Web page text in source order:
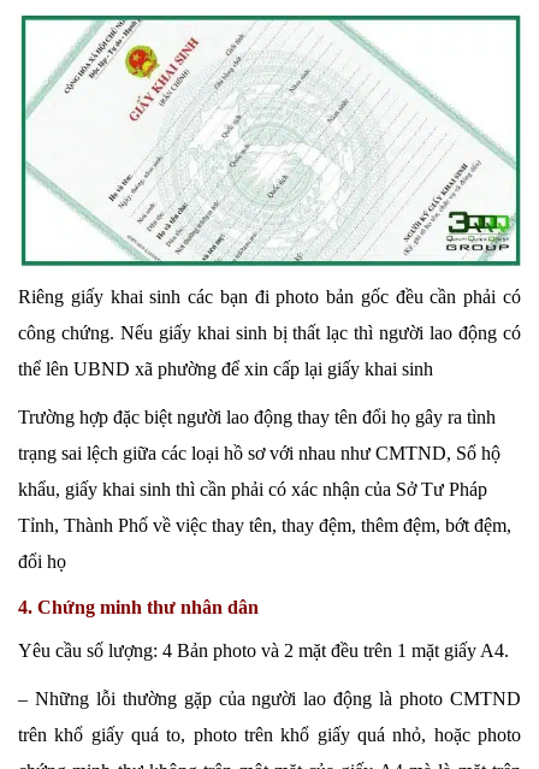
Riêng giấy khai sinh các bạn đi photo bản gốc đều cần phải có
công chứng. Nếu giấy khai sinh bị thất lạc thì người lao động có
thể lên UBND xã phường để xin cấp lại giấy khai sinh
Trường hợp đặc biệt người lao động thay tên đổi họ gây ra tình
trạng sai lệch giữa các loại hồ sơ với nhau như CMTND, Sổ hộ
khẩu, giấy khai sinh thì cần phải có xác nhận của Sở Tư Pháp
Tỉnh, Thành Phố về việc thay tên, thay đệm, thêm đệm, bớt đệm,
đổi họ
4. Chứng minh thư nhân dân
Yêu cầu số lượng: 4 Bản photo và 2 mặt đều trên 1 mặt giấy A4.
– Những lỗi thường gặp của người lao động là photo CMTND
trên khổ giấy quá to, photo trên khổ giấy quá nhỏ, hoặc photo